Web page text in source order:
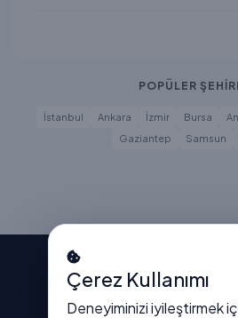
POPÜLER
İstanbul Ankara İzmir Bursa
Gaziantep
Samsun
Çerez Kullanımı
Deneyiminizi iyileştirmek